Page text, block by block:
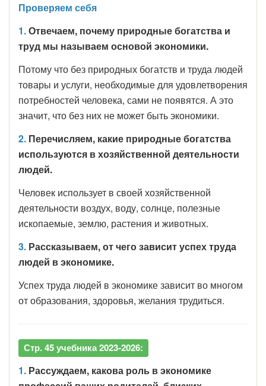
Проверяем себя
1.Отвечаем, почему природные богатства и
труд мы называем основой экономики.
Потому что без природных богатств и труда людей
товары и услуги, необходимые для удовлетворения
потребностей человека, сами не появятся. А это
значит, что без них не может быть экономики.
2. Перечисляем, какие природные богатства
используются в хозяйственной деятельности
людей.
Человек использует в своей хозяйственной
деятельности воздух, воду, солнце, полезные
ископаемые, землю, растения и животных.
3. Рассказываем, от чего зависит успех труда
людей в экономике.
Успех труда людей в экономике зависит во многом
от образования, здоровья, желания трудиться.
Стр. 45 учебника 2023-2026:
1. Рассуждаем, какова роль в экономике